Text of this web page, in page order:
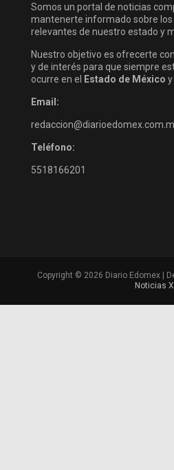
Somos un portal de noticias
mantenerte informado sobre los
relevantes de nuestro estado y
Nuestro objetivo es ofrecerte
y de interés para que siempre
ocurre en el
Estado de México y
Email:
Teléfono:
5518166201
Copyright © 2026 Diario Edomex |
Noticias X